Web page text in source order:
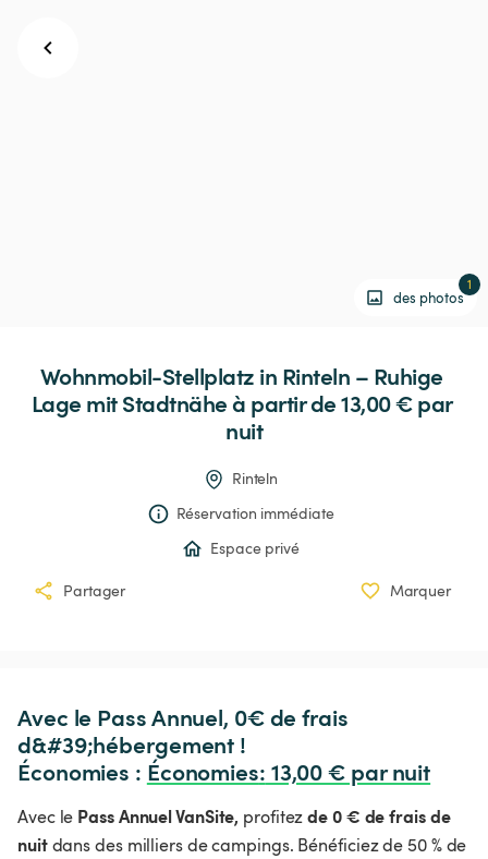
des photos
1
Wohnmobil-Stellplatz in Rinteln – Ruhige
Lage mitStadtnähe à partir de 13,00 € par
nuit
Rinteln
Réservation immédiate
Espace privé
Partager Marquer
Avec le Pass Annuel, 0€ de frais
d&#39;hébergement !
Économies : Économies: 13,00 € par nuit
Avec le Pass Annuel VanSite, profitezde 0 € de frais de
nuitdans des milliers de campings. Bénéficiez de 50 % de